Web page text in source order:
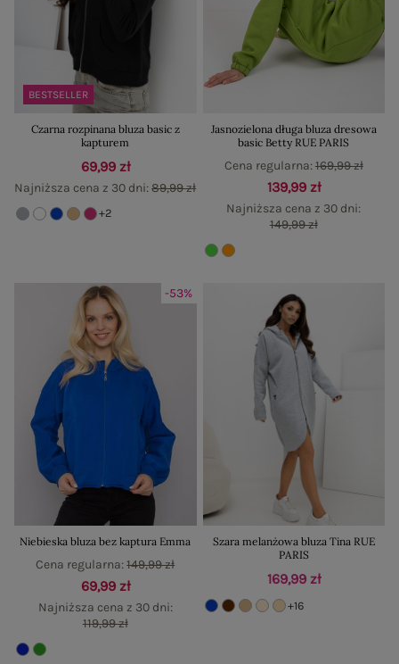
BESTSELLER
Czarna rozpinana bluza basic z
kapturem
69,99 zł
Najniższa cena z 30 dni:89,99 zł
+2
Jasnozielona długa bluza dresowa
basic Betty RUE PARIS
139,99 zł
Najniższa cena z 30 dni:
149,99 zł
Cena regularna:169,99 zł
-53%
Niebieska bluza bez kaptura Emma
69,99 zł
Najniższa cena z 30 dni:
119,99 zł
Cena regularna:149,99 zł
Szara melanżowa bluza Tina RUE
PARIS
169,99 zł
+16